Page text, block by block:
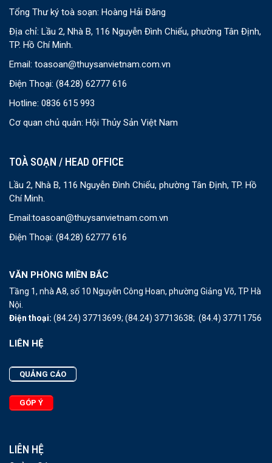
Tổng Thư ký toà soạn: Hoàng Hải Đăng
Địa chỉ: Lầu 2, Nhà B, 116 Nguyễn Đình Chiểu, phường Tân Định,
TP. Hồ Chí Minh.
Email: toasoan@thuysanvietnam.com.vn
Điện Thoại: (84.28) 62777 616
Hotline: 0836 615 993
Cơ quan chủ quản: Hội Thủy Sản Việt Nam
TOÀ SOẠN / HEAD OFFICE
Lầu 2, Nhà B, 116 Nguyễn Đình Chiểu, phường Tân Định, TP. Hồ
Chí Minh.
Email:toasoan@thuysanvietnam.com.vn
Điện Thoại: (84.28) 62777 616
VĂN PHÒNG MIỀN BẮC
Tầng 1, nhà A8, số 10 Nguyễn Công Hoan, phường Giảng Võ, TP Hà
Nội.
Điện thoại: (84.24) 37713699; (84.24) 37713638; (84.4) 37711756
LIÊN HỆ
QUẢNG CÁO
GÓP Ý
LIÊN HỆ